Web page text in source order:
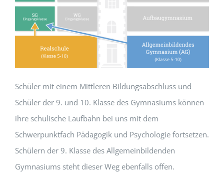
Schüler mit einem Mittleren Bildungsabschluss und
Schüler der 9. und 10. Klasse des Gymnasiums können
ihre schulische Laufbahn bei uns mit dem
Schwerpunktfach Pädagogik und Psychologie fortsetzen.
Schülern der 9. Klasse des Allgemeinbildenden
Gymnasiums steht dieser Weg ebenfalls offen.